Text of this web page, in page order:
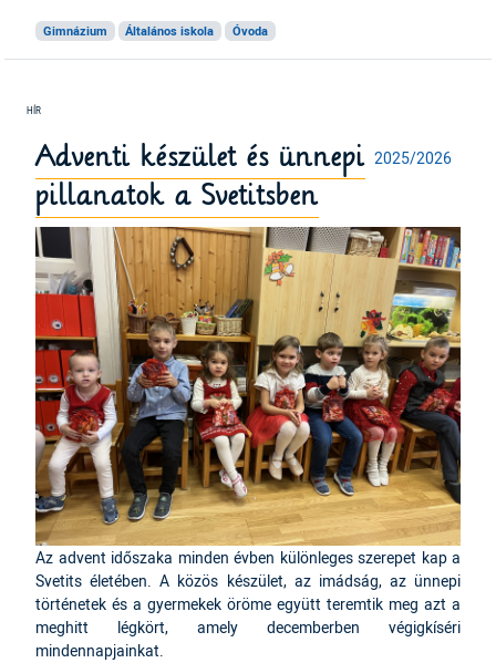
Gimnázium Általános iskola Óvoda
2025/2026
Adventi készület és ünnepi
pillanatok a Svetitsben
Az advent időszaka minden évben különleges szerepet kap a
Svetits életében. A közös készület, az imádság, az ünnepi
történetek és a gyermekek öröme együtt teremtik meg azt a
meghitt légkört, amely decemberben végigkíséri
mindennapjainkat.